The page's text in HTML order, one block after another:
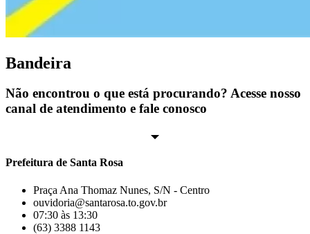
Bandeira
Não encontrou o que está procurando? Acesse nosso
canal de atendimento e fale conosco
Prefeitura de Santa Rosa
Praça Ana Thomaz Nunes, S/N - Centro
ouvidoria@santarosa.to.gov.br
07:30 às 13:30
(63) 3388 1143